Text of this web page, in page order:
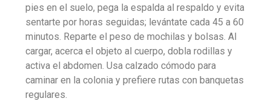
pies en el suelo, pega la espalda al respaldo y evita
sentarte por horas seguidas; levántate cada 45 a 60
minutos. Reparte el peso de mochilas y bolsas. Al
cargar, acerca el objeto al cuerpo, dobla rodillas y
activa el abdomen. Usa calzado cómodo para
caminar en la colonia y prefiere rutas con banquetas
regulares.